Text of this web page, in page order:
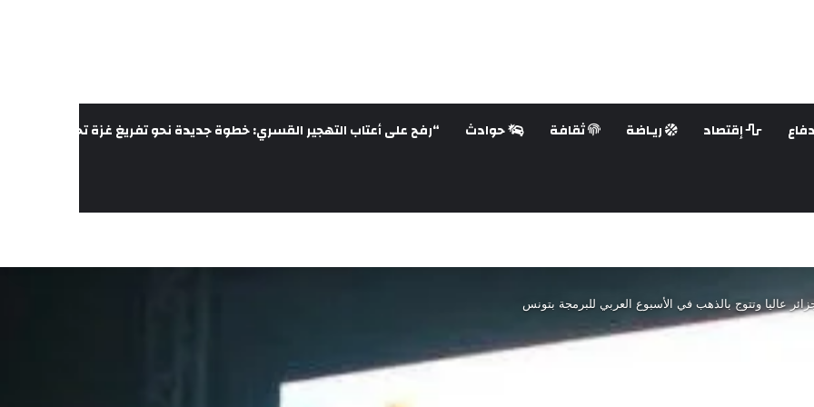
دفاع إقتصاد ريـاضة ثقافة حوادث “رفح على أعتاب التهجير القسري: خطوة جديدة نحو تفريغ غزة تحت غطاء
عاليا وتتوج بالذهب في الأسبوع العربي للبرمجة بتونس